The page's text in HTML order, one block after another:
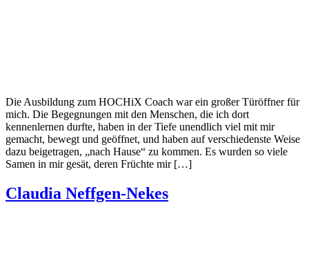
Die Ausbildung zum HOCHiX Coach war ein großer Türöffner für
mich. Die Begegnungen mit den Menschen, die ich dort
kennenlernen durfte, haben in der Tiefe unendlich viel mit mir
gemacht, bewegt und geöffnet, und haben auf verschiedenste Weise
dazu beigetragen, „nach Hause“ zu kommen. Es wurden so viele
Samen in mir gesät, deren Früchte mir […]
Claudia Neffgen-Nekes